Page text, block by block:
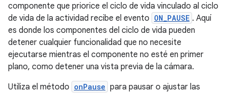
componente que priorice el ciclo de vida vinculado al ciclo
de vida de la actividad recibe el evento ON_PAUSE . Aquí
es donde los componentes del ciclo de vida pueden
detener cualquier funcionalidad que no necesite
ejecutarse mientras el componente no esté en primer
plano, como detener una vista previa de la cámara.
Utiliza el método onPause para pausar o ajustar las